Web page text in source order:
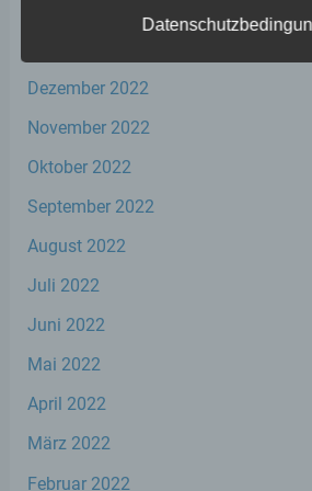
Dezember 2022
November 2022
Oktober 2022
September 2022
August 2022
Juli 2022
Juni 2022
Mai 2022
April 2022
März 2022
Februar 2022
Personenbezogene Daten
oder identifizierbare
Als identifizierbar wird eine
insbesondere mittels
mehreren besonderen
kulturellen oder sozialen
natürlichen Person sind,
kann.